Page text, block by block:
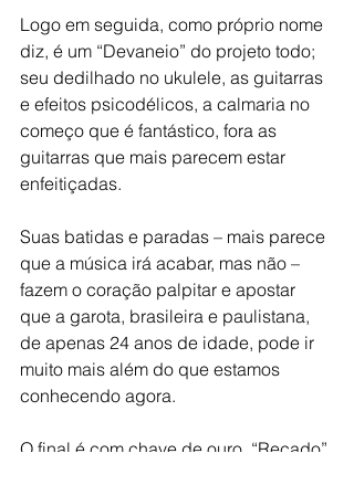
Logo em seguida, como próprio nome
diz, é um “Devaneio” do projeto todo;
seu dedilhado no ukulele, as guitarras
e efeitos psicodélicos, a calmaria no
começo que é fantástico, fora as
guitarras que mais parecem estar
enfeitiçadas.
Suas batidas e paradas – mais parece
que a música irá acabar, mas não –
fazem o coração palpitar e apostar
que a garota, brasileira e paulistana,
de apenas 24 anos de idade, pode ir
muito mais além do que estamos
conhecendo agora.
O final é com chave de ouro, “Recado”